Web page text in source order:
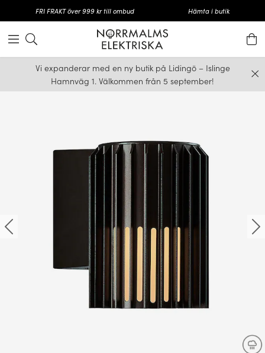
FRI FRAKT över 999 kr till ombud Hämta i butik
Vi expanderar med en ny butik på Lidingö – Islinge
Hamnväg 1. Välkommen från 5 september!